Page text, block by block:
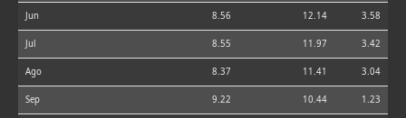
Jun 8.56 12.14 3.58
Jul 8.55 11.97 3.42
Ago 8.37 11.41 3.04
Sep 9.22 10.44 1.23